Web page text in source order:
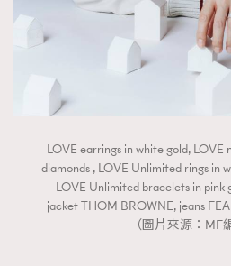
LOVE earrings in white gold, LOVE
diamonds , LOVE Unlimited rings in
LOVE Unlimited bracelets in pink
jacket THOM BROWNE, jeans
（圖片來源：MF